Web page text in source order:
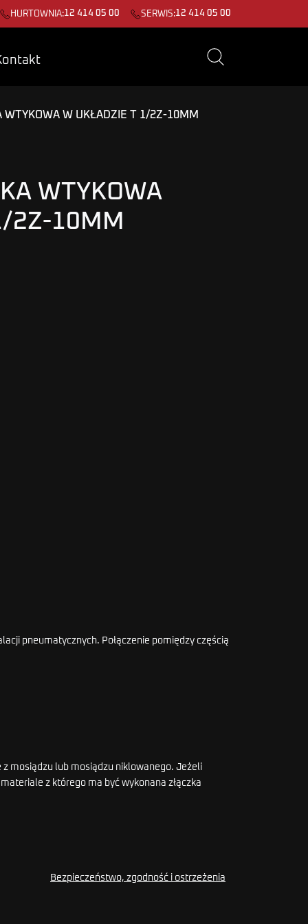
HURTOWNIA:12 414 05 00 SERWIS:12 414 05 00
WTYKOWA W UKŁADZIE T 1/2Z-10MM
WTYKOWA
2Z-10MM
pneumatycznych. Połączenie pomiędzy częścią
z mosiądzu lub mosiądzu niklowanego. Jeżeli
z którego ma być wykonana złączka
Bezpieczeństwo, zgodność i ostrzeżenia